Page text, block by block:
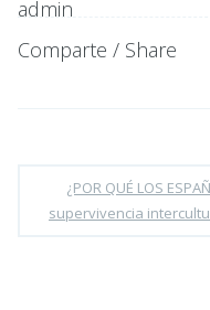
admin
Comparte / Share
¿POR QUÉ LOS
supervivencia